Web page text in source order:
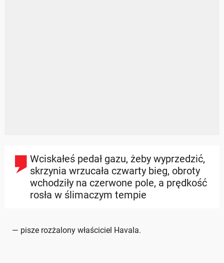
Wciskałeś pedał gazu, żeby wyprzedzić,
skrzynia wrzucała czwarty bieg, obroty
wchodziły na czerwone pole, a prędkość
rosła w ślimaczym tempie
— pisze rozżalony właściciel Havala.